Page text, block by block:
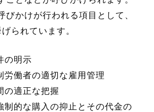
びかけが行われる項目として、
られています。
の明示
労働者の適切な雇用管理
の適正な把握
制的な購入の抑止とその代金の